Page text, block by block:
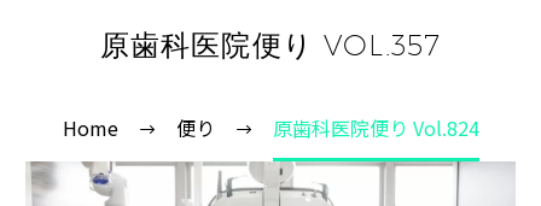
原歯科医院便り VOL.357
Home 便り 原歯科医院便り Vol.824